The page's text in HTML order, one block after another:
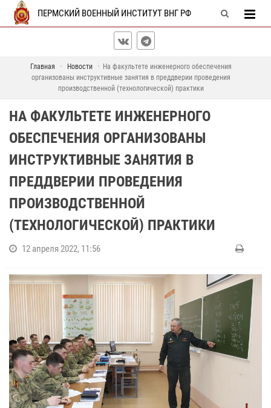
ПЕРМСКИЙ ВОЕННЫЙ ИНСТИТУТ ВНГ РФ
Главная Новости
На факультете инженерного обеспечения
организованы инструктивные занятия в преддверии проведения
производственной (технологической) практики
НА ФАКУЛЬТЕТЕ ИНЖЕНЕРНОГО
ОБЕСПЕЧЕНИЯ ОРГАНИЗОВАНЫ
ИНСТРУКТИВНЫЕ ЗАНЯТИЯ В
ПРЕДДВЕРИИ ПРОВЕДЕНИЯ
ПРОИЗВОДСТВЕННОЙ
(ТЕХНОЛОГИЧЕСКОЙ) ПРАКТИКИ
12 апреля 2022, 11:56